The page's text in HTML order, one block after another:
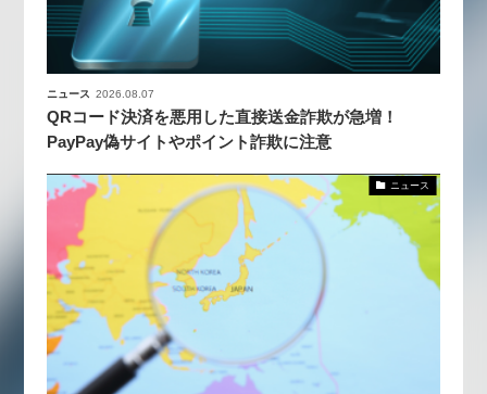
ニュース 2026.08.07
QRコード決済を悪用した直接送金詐欺が急増！
PayPay偽サイトやポイント詐欺に注意
ニュース